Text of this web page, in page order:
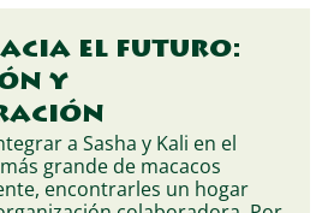
el futuro:
y
a Sasha y Kali en el
grande de macacos
encontrarles un hogar